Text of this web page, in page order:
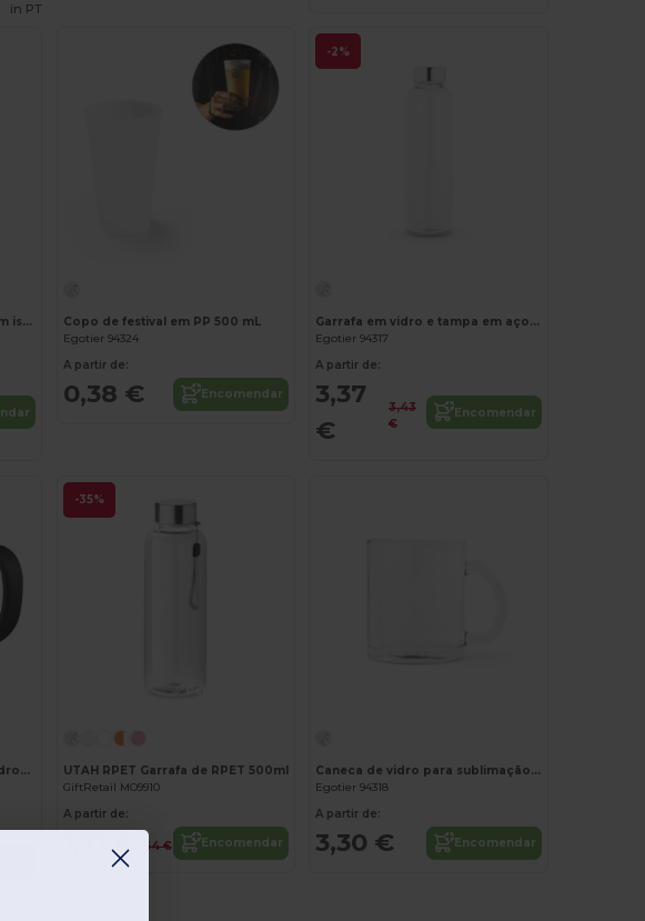
Garrafa em aço inoxidável com isolamento a vácuo 570 mL
in PT
Copo de festival em PP 500 mL
Egotier 94324
A partir de:
0,38 € Encomendar
-2%
Garrafa em vidro e tampa em aço inoxidável para sublimação 500 mL
Egotier 94317
A partir de:
3,37
€
3,43
€
Encomendar
Caneca em porcelana com hidroglaze 450 mL
-35%
UTAH RPET Garrafa de RPET 500ml
GiftRetail MO9910
A partir de:
1,71 € 2,64 € Encomendar
Caneca de vidro para sublimação 350 mL
Egotier 94318
A partir de:
3,30 € Encomendar